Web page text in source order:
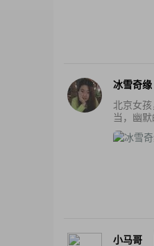
冰雪奇缘
北京女
当，幽
小马哥